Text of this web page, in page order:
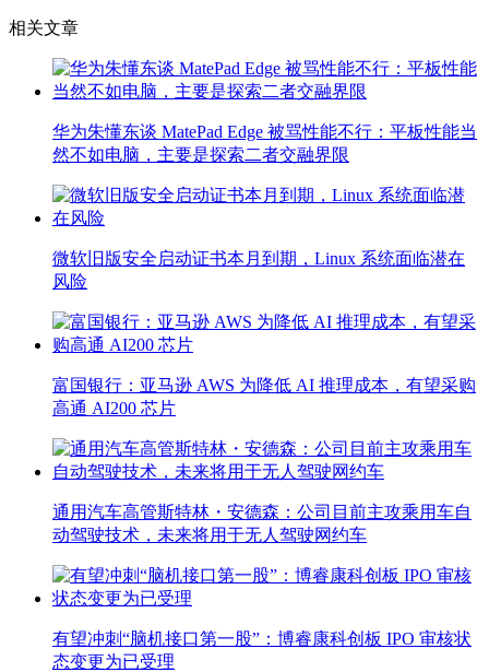
相关文章
华为朱懂东谈 MatePad Edge 被骂性能不行：平板性能当
然不如电脑，主要是探索二者交融界限
微软旧版安全启动证书本月到期，Linux 系统面临潜在
风险
富国银行：亚马逊 AWS 为降低 AI 推理成本，有望采购
高通 AI200 芯片
通用汽车高管斯特林・安德森：公司目前主攻乘用车自
动驾驶技术，未来将用于无人驾驶网约车
有望冲刺“脑机接口第一股”：博睿康科创板 IPO 审核状
态变更为已受理